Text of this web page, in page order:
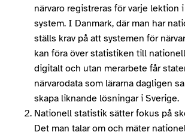
närvaro registreras för varje lektion
system. I Danmark, där man har
ställs krav på att systemen för
kan föra över statistiken till
digitalt och utan merarbete får
närvarodata som lärarna dagligen
skapa liknande lösningar i Sverige.
Nationell statistik sätter fokus på
Det man talar om och mäter